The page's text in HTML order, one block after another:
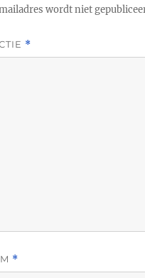
wordt niet
*
*